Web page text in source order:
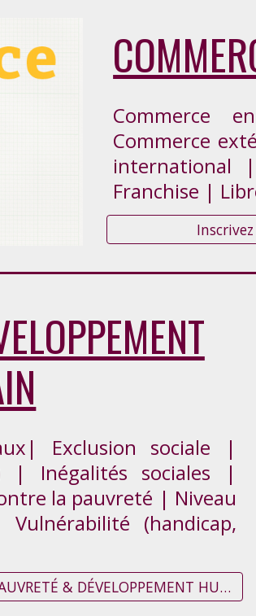
Commerce
Commerce
international
Franchise |
Exclusion sociale |
| Inégalités sociales |
la pauvreté | Niveau
(handicap,
Inscrivez vous à la Newsletter relative à "PAUVRETÉ & DÉVELOPPEMENT HUMAIN"